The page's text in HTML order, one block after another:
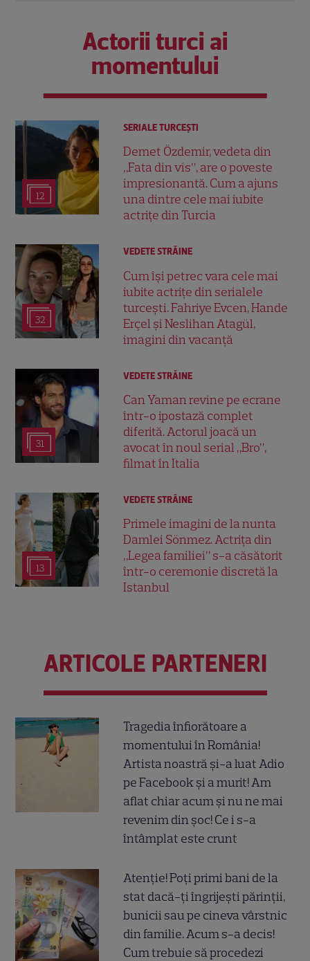
Actorii turci ai
momentului
12
SERIALE TURCEŞTI
Demet Özdemir, vedeta din
„Fata din vis”, are o poveste
impresionantă. Cum a ajuns
una dintre cele mai iubite
actrițe din Turcia
32
VEDETE STRĂINE
Cum își petrec vara cele mai
iubite actrițe din serialele
turcești. Fahriye Evcen, Hande
Erçel și Neslihan Atagül,
imagini din vacanță
31
VEDETE STRĂINE
Can Yaman revine pe ecrane
într-o ipostază complet
diferită. Actorul joacă un
avocat în noul serial „Bro”,
filmat în Italia
13
VEDETE STRĂINE
Primele imagini de la nunta
Damlei Sönmez. Actrița din
„Legea familiei” s-a căsătorit
într-o ceremonie discretă la
Istanbul
ARTICOLE PARTENERI
Tragedia înfiorătoare a
momentului în România!
Artista noastră și-a luat Adio
pe Facebook și a murit! Am
aflat chiar acum și nu ne mai
revenim din șoc! Ce i s-a
întâmplat este crunt
Atenție! Poți primi bani de la
stat dacă-ți îngrijești părinții,
bunicii sau pe cineva vârstnic
din familie. Acum s-a decis!
Cum trebuie să procedezi